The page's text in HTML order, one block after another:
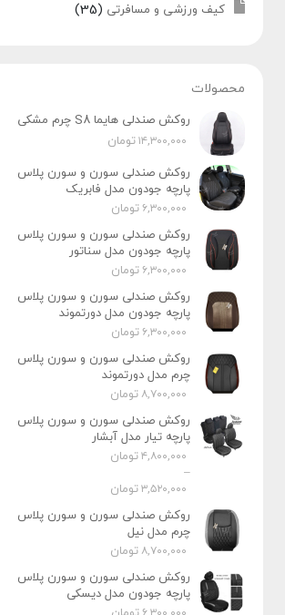
کیف ورزشی و مسافرتی (35)
محصولات
روکش صندلی هایما S8 چرم مشکی
۱۴,۳۰۰,۰۰۰ تومان
روکش صندلی سورن و سورن پلاس
پارچه جودون مدل فابریک
۶,۳۰۰,۰۰۰ تومان
روکش صندلی سورن و سورن پلاس
پارچه جودون مدل سناتور
۶,۳۰۰,۰۰۰ تومان
روکش صندلی سورن و سورن پلاس
پارچه جودون مدل دورتموند
۶,۳۰۰,۰۰۰ تومان
روکش صندلی سورن و سورن پلاس
چرم مدل دورتموند
۸,۷۰۰,۰۰۰ تومان
روکش صندلی سورن و سورن پلاس
پارچه تیار مدل آبشار
۴,۸۰۰,۰۰۰ تومان
–
۳,۵۲۰,۰۰۰ تومان
روکش صندلی سورن و سورن پلاس
چرم مدل نیل
۸,۷۰۰,۰۰۰ تومان
روکش صندلی سورن و سورن پلاس
پارچه جودون مدل دیسکی